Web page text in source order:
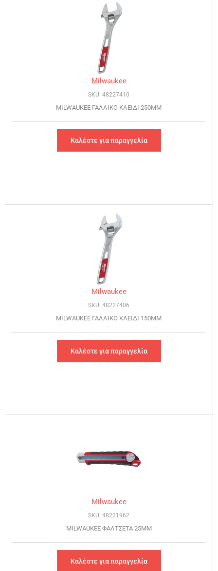
Milwaukee
SKU: 48227410
MILWAUKEE ΓΑΛΛΙΚΟ ΚΛΕΙΔΙ 250MM
Καλέστε για παραγγελία
Milwaukee
SKU: 48227406
MILWAUKEE ΓΑΛΛΙΚΟ ΚΛΕΙΔΙ 150MM
Καλέστε για παραγγελία
Milwaukee
SKU: 48221962
MILWAUKEE ΦΑΛΤΣΕΤΑ 25MM
Καλέστε για παραγγελία